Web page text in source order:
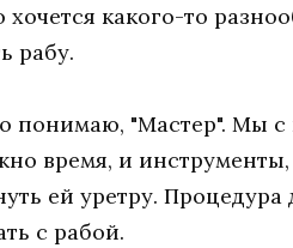
какого-то
рабу.
понимаю, "Мастер". Мы с
время, и инструменты,
ей уретру.
с рабой.